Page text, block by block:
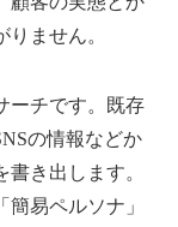
ません。
ーチです。既存
の情報などか
き出します。
易ペルソナ」